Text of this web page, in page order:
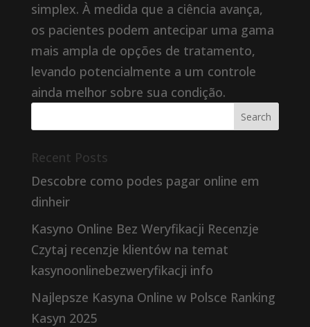
simplex. À medida que a ciência avança,
os pacientes podem antecipar uma gama
mais ampla de opções de tratamento,
levando potencialmente a um controle
ainda melhor sobre sua condição.
Recent Posts
Descobre como podes pagar online em
dinheir
Kasyno Online Bez Weryfikacji Recenzje
Czytaj recenzje klientów na temat
kasynoonlinebezweryfikacji info
Najlepsze Kasyna Online w Polsce Ranking
Kasyn 2025